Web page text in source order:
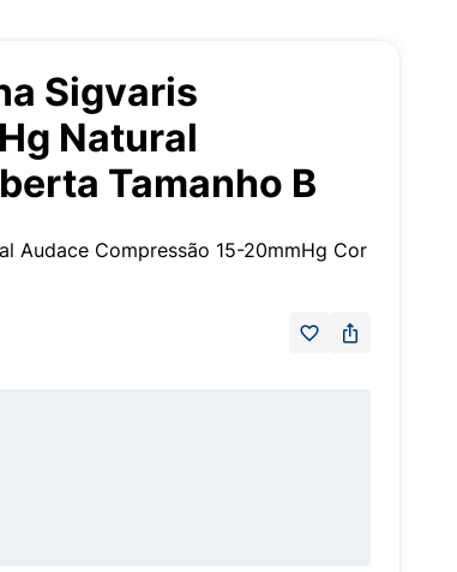
Sigvaris
Natural
Tamanho B
Audace Compressão 15-20mmHg Cor